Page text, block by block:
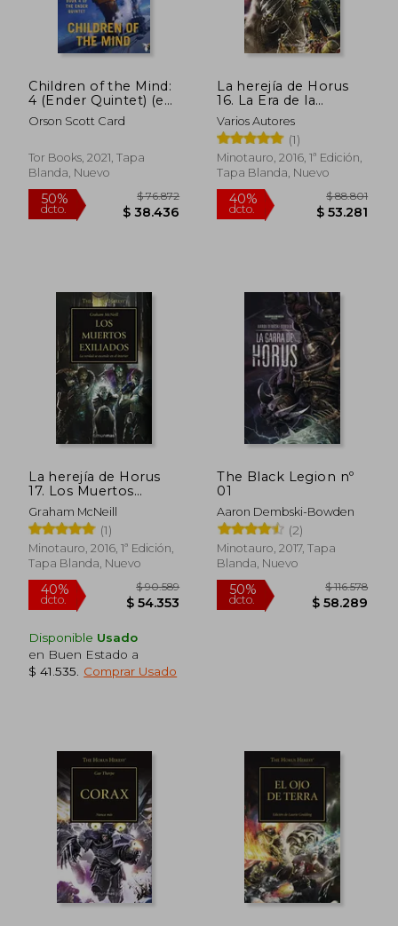
Children of the Mind:
4 (Ender Quintet) (en
Inglés)
Orson Scott Card
Tor Books, 2021, Tapa
Blanda, Nuevo
50%
dcto. $ 38.436
La herejía de Horus
16. La Era de la
Oscuridad
Varios Autores
(1)
Minotauro, 2016, 1ª Edición,
Tapa Blanda, Nuevo
40%
dcto.
La herejía de Horus
17. Los Muertos
Exiliados :la verdad se
esconde en el interior
Graham McNeill
(1)
Minotauro, 2016, 1ª Edición,
Tapa Blanda, Nuevo
40%
dcto. $ 54.353
Disponible Usado
en Buen Estado a
$ 41.535
Comprar Usado
The Black Legion nº
01
Aaron Dembski-Bowden
(2)
Minotauro, 2017, Tapa
Blanda, Nuevo
50%
dcto.